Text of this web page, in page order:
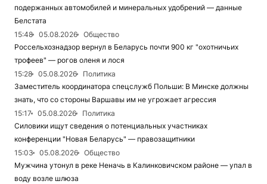
подержанных автомобилей и минеральных удобрений — данные
Белстата
15:48
05.08.2026
Общество
Россельхознадзор вернул в Беларусь почти 900 кг "охотничьих
трофеев" — рогов оленя и лося
15:28
05.08.2026
Политика
Заместитель координатора спецслужб Польши: В Минске должны
знать, что со стороны Варшавы им не угрожает агрессия
15:17
05.08.2026
Политика
Силовики ищут сведения о потенциальных участниках
конференции "Новая Беларусь" — правозащитники
15:03
05.08.2026
Общество
Мужчина утонул в реке Неначь в Калинковичском районе — упал в
воду возле шлюза